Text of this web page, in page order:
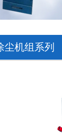
尘机组系列